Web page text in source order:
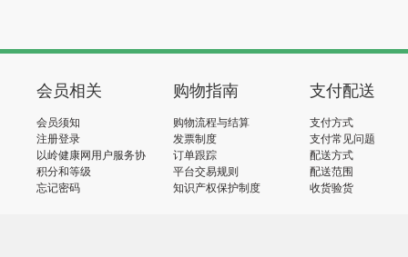
会员相关
会员须知
注册登录
以岭健康网用户服务协
议
积分和等级
忘记密码
购物指南
购物流程与结算
发票制度
订单跟踪
平台交易规则
知识产权保护制度
支付配送
支付方式
支付常见问题
配送方式
配送范围
收货验货